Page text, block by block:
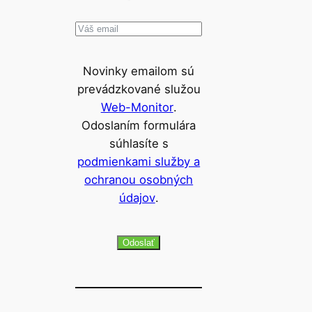
Novinky emailom sú
prevádzkované služou
Web-Monitor.
Odoslaním formulára
súhlasíte s
podmienkami služby a
ochranou osobných
údajov.
Odoslať